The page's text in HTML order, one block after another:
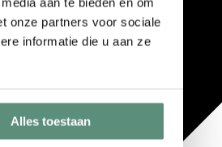
onze partners voor sociale
informatie die u aan ze
Alles toestaan